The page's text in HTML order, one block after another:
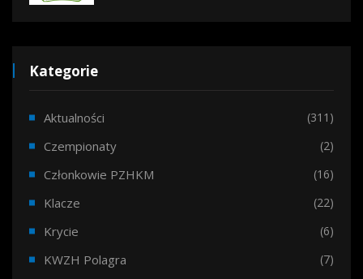
Kategorie
Aktualności (311)
Czempionaty (2)
Członkowie PZHKM (16)
Klacze (22)
Krycie (6)
KWZH Polagra (7)